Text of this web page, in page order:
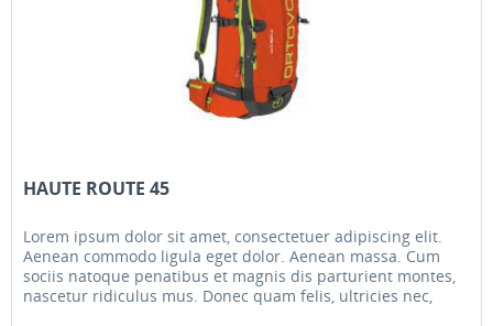
HAUTE ROUTE 45
Lorem ipsum dolor sit amet, consectetuer adipiscing elit.
Aenean commodo ligula eget dolor. Aenean massa. Cum
sociis natoque penatibus et magnis dis parturient montes,
nascetur ridiculus mus. Donec quam felis, ultricies nec,